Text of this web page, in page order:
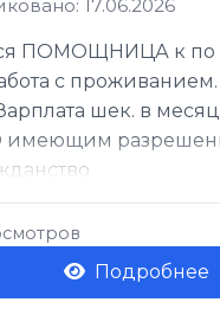
17.06.2026
ПОМОЩНИЦА к по
с проживанием.
шек. в
Подробнее